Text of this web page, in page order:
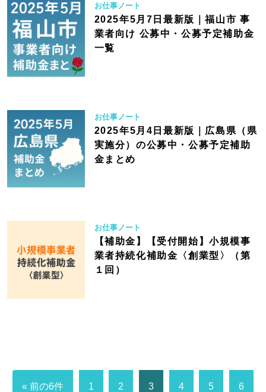
お仕事ノート
2025年5月7日最新版｜福山市 事
業者向け 公募中・公募予定補助金
一覧
お仕事ノート
2025年5月4日最新版｜広島県（県
実施分）の公募中・公募予定補助
金まとめ
お仕事ノート
【補助金】【受付開始】小規模事
業者持続化補助金〈創業型〉（第
１回）
« 前の6件 1 2 3 4 5 6